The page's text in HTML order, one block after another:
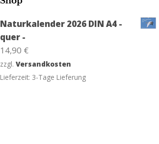
Naturkalender 2026 DIN A4 -
quer -
14,90 €
zzgl.Versandkosten
Lieferzeit: 3-Tage Lieferung